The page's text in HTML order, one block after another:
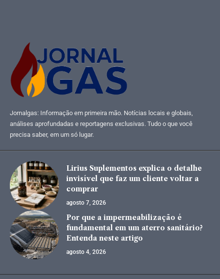
Jornalgas: Informação em primeira mão. Notícias locais e globais,
análises aprofundadas e reportagens exclusivas. Tudo o que você
precisa saber, em um só lugar.
Lirius Suplementos explica o detalhe
invisível que faz um cliente voltar a
comprar
agosto 7, 2026
Por que a impermeabilização é
fundamental em um aterro sanitário?
Entenda neste artigo
agosto 4, 2026